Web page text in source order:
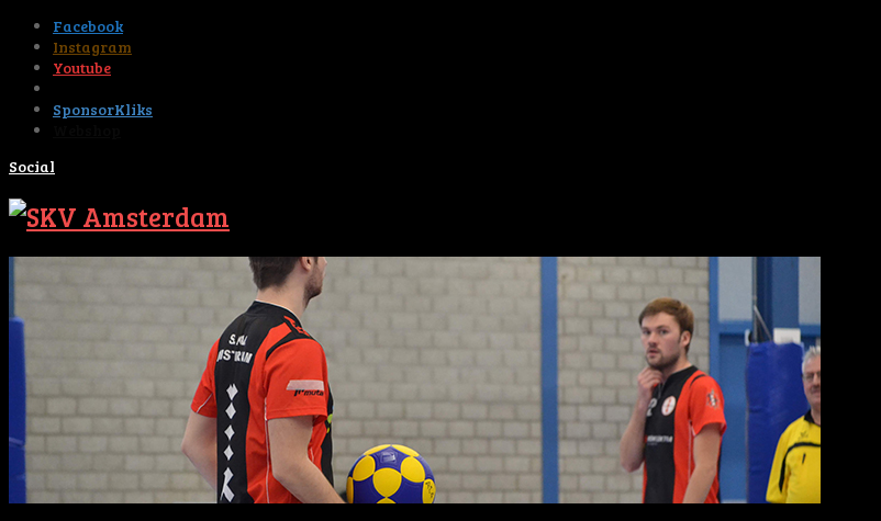
Facebook
Instagram
Youtube
SponsorKliks
Social